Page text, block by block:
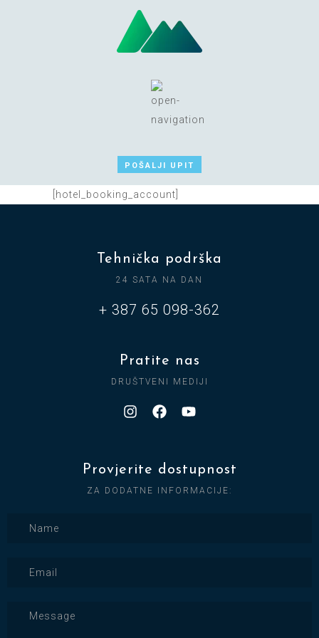
POŠALJI UPIT
[hotel_booking_account]
Tehnička podrška
24 SATA NA DAN
+ 387 65 098-362
Pratite nas
DRUŠTVENI MEDIJI
Provjerite dostupnost
ZA DODATNE INFORMACIJE: